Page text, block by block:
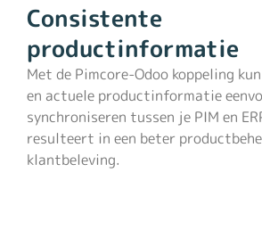
Consistente
productinformatie
Met de Pimcore-Odoo koppeling
en actuele productinformatie
synchroniseren tussen je PIM en
resulteert in een beter
klantbeleving.